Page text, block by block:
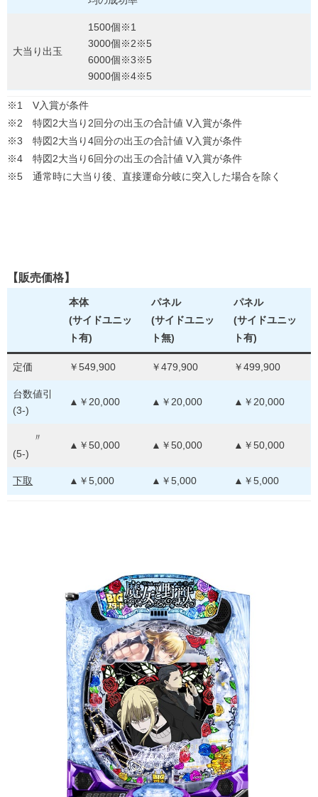
大当り出玉
1500個※1
3000個※2※5
6000個※3※5
9000個※4※5
※1 V入賞が条件
※2 特図2大当り2回分の出玉の合計値 V入賞が条件
※3 特図2大当り4回分の出玉の合計値 V入賞が条件
※4 特図2大当り6回分の出玉の合計値 V入賞が条件
※5 通常時に大当り後、直接運命分岐に突入した場合を除く
【販売価格】
本体
(サイドユニッ
ト有)
パネル
(サイドユニッ
ト無)
パネル
(サイドユニッ
ト有)
定価 ￥549,900 ￥479,900 ￥499,900
台数値引
(3-)
▲￥20,000 ▲￥20,000 ▲￥20,000
〃
(5-)
▲￥50,000 ▲￥50,000 ▲￥50,000
下取 ▲￥5,000 ▲￥5,000 ▲￥5,000